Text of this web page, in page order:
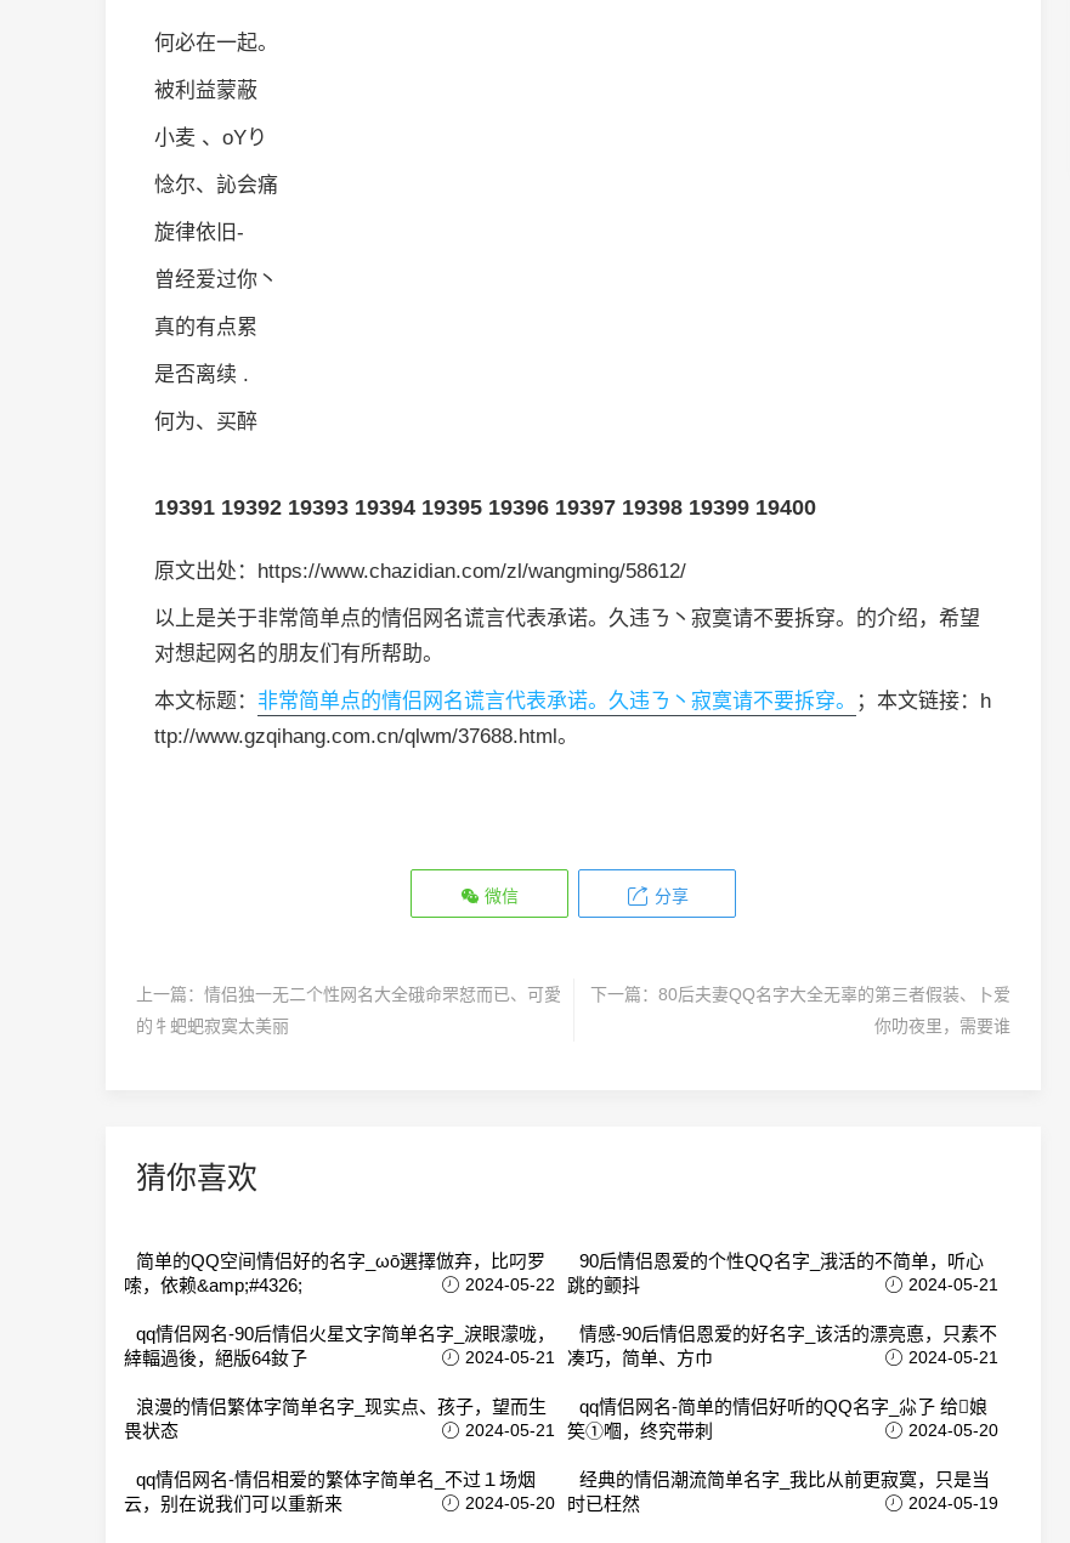
何必在一起。
被利益蒙蔽
小麦 、oYり
惗尔、訫会痛
旋律依旧‐
曾经爱过你丶
真的有点累
是否离续 .
何为、买醉
19391 19392 19393 19394 19395 19396 19397 19398 19399 19400
原文出处：https://www.chazidian.com/zl/wangming/58612/
以上是关于非常简单点的情侣网名谎言代表承诺。久违ㄋ丶寂寞请不要拆穿。的介绍，希望
对想起网名的朋友们有所帮助。
本文标题： 非常简单点的情侣网名谎言代表承诺。久违ㄋ丶寂寞请不要拆穿。
；本文链接：h
ttp://www.gzqihang.com.cn/qlwm/37688.html。
微信 分享
上一篇： 情侣独一无二个性网名大全硪命罘恏而已、可愛
的牜蚆蚆寂寞太美丽
下一篇： 80后夫妻QQ名字大全无辜的第三者假装、卜爱
你叻夜里，需要谁
猜你喜欢
简单的QQ空间情侣好的名字_ωō選擇倣弃，比叼罗
嗦，依赖&amp;#4326;
2024-05-22
90后情侣恩爱的个性QQ名字_涐活的不简单，听心
跳的颤抖
2024-05-21
qq情侣网名-90后情侣火星文字简单名字_淚眼濛咙，
緈輻過後，絕版64釹孒
2024-05-21
情感-90后情侣恩爱的好名字_该活的漂亮悳，只素不
凑巧，简单、方巾
2024-05-21
浪漫的情侣繁体字简单名字_现实点、孩子，望而生
畏状态
2024-05-21
qq情侣网名-简单的情侣好听的QQ名字_尛孒 给娘
笶①嗰，终究带刺
2024-05-20
qq情侣网名-情侣相爱的繁体字简单名_不过１场烟
云，别在说我们可以重新来
2024-05-20
经典的情侣潮流简单名字_我比从前更寂寞，只是当
时已枉然
2024-05-19